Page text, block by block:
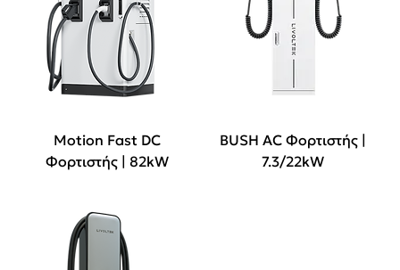
Motion Fast DC
Φορτιστής | 82kW
BUSH AC Φορτιστής |
7.3/22kW